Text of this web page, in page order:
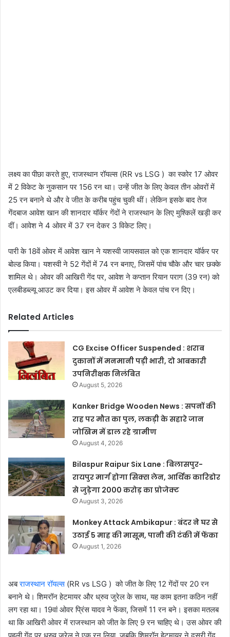
लक्ष्य का पीछा करते हुए, राजस्थान रॉयल्स (RR vs LSG ) का स्कोर 17 ओवर
में 2 विकेट के नुकसान पर 156 रन था। उन्हें जीत के लिए केवल तीन ओवरों में
25 रन बनाने थे और वे जीत के करीब पहुंच चुकी थीं। लेकिन इसके बाद तेज
गेंदबाज आवेश खान की शानदार यॉर्कर गेंदों ने राजस्थान के लिए मुश्किलें खड़ी कर
दीं। आवेश ने 4 ओवर में 37 रन देकर 3 विकेट लिए।
पारी के 18वें ओवर में आवेश खान ने यशस्वी जायसवाल को एक शानदार यॉर्कर पर
बोल्ड किया। यशस्वी ने 52 गेंदों में 74 रन बनाए, जिसमें पांच चौके और चार छक्के
शामिल थे। ओवर की आखिरी गेंद पर, आवेश ने कप्तान रियान पराग (39 रन) को
एलबीडब्ल्यू आउट कर दिया। इस ओवर में आवेश ने केवल पांच रन दिए।
Related Articles
CG Excise Officer Suspended : शराब
दुकानों में मनमानी पड़ी भारी, दो आबकारी
उपनिरीक्षक निलंबित
August 5, 2026
Kanker Bridge Wooden News : सपनों की
राह पर मौत का पुल, लकड़ी के सहारे जान
जोखिम में डाल रहे ग्रामीण
August 4, 2026
Bilaspur Raipur Six Lane : बिलासपुर-
रायपुर मार्ग होगा सिक्स लेन, आर्थिक कारिडोर
से जुड़ेगा 2000 करोड़ का प्रोजेक्ट
August 3, 2026
Monkey Attack Ambikapur : बंदर ने घर से
उठाई 5 माह की मासूम, पानी की टंकी में फेंका
August 1, 2026
अबराजस्थान रॉयल्स(RR vs LSG ) को जीत के लिए 12 गेंदों पर 20 रन
बनाने थे। शिमरॉन हेटमायर और ध्रुव जुरेल के साथ, यह काम इतना कठिन नहीं
लग रहा था। 19वां ओवर प्रिंस यादव ने फेंका, जिसमें 11 रन बने। इसका मतलब
था कि आखिरी ओवर में राजस्थान को जीत के लिए 9 रन चाहिए थे। उस ओवर की